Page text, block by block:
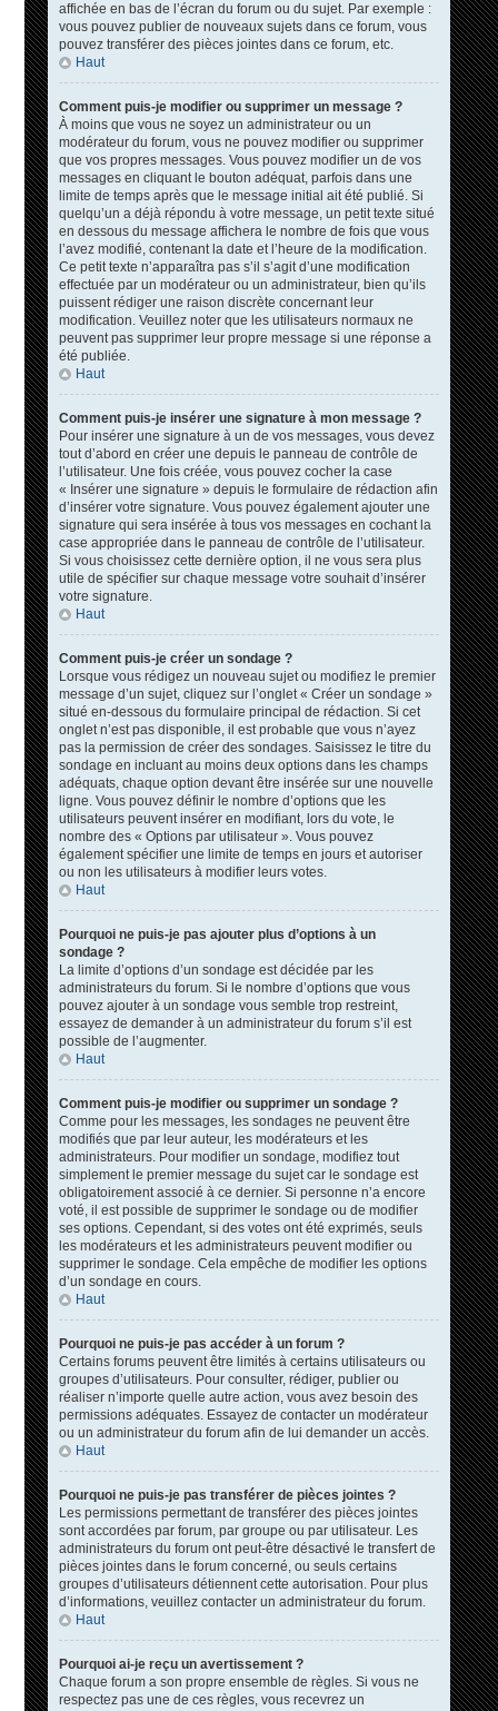
affichée en bas de l’écran du forum ou du sujet. Par exemple :
vous pouvez publier de nouveaux sujets dans ce forum, vous
pouvez transférer des pièces jointes dans ce forum, etc.
Haut
Comment puis-je modifier ou supprimer un message ?
À moins que vous ne soyez un administrateur ou un
modérateur du forum, vous ne pouvez modifier ou supprimer
que vos propres messages. Vous pouvez modifier un de vos
messages en cliquant le bouton adéquat, parfois dans une
limite de temps après que le message initial ait été publié. Si
quelqu’un a déjà répondu à votre message, un petit texte situé
en dessous du message affichera le nombre de fois que vous
l’avez modifié, contenant la date et l’heure de la modification.
Ce petit texte n’apparaîtra pas s’il s’agit d’une modification
effectuée par un modérateur ou un administrateur, bien qu’ils
puissent rédiger une raison discrète concernant leur
modification. Veuillez noter que les utilisateurs normaux ne
peuvent pas supprimer leur propre message si une réponse a
été publiée.
Haut
Comment puis-je insérer une signature à mon message ?
Pour insérer une signature à un de vos messages, vous devez
tout d’abord en créer une depuis le panneau de contrôle de
l’utilisateur. Une fois créée, vous pouvez cocher la case
« Insérer une signature » depuis le formulaire de rédaction afin
d’insérer votre signature. Vous pouvez également ajouter une
signature qui sera insérée à tous vos messages en cochant la
case appropriée dans le panneau de contrôle de l’utilisateur.
Si vous choisissez cette dernière option, il ne vous sera plus
utile de spécifier sur chaque message votre souhait d’insérer
votre signature.
Haut
Comment puis-je créer un sondage ?
Lorsque vous rédigez un nouveau sujet ou modifiez le premier
message d’un sujet, cliquez sur l’onglet « Créer un sondage »
situé en-dessous du formulaire principal de rédaction. Si cet
onglet n’est pas disponible, il est probable que vous n’ayez
pas la permission de créer des sondages. Saisissez le titre du
sondage en incluant au moins deux options dans les champs
adéquats, chaque option devant être insérée sur une nouvelle
ligne. Vous pouvez définir le nombre d’options que les
utilisateurs peuvent insérer en modifiant, lors du vote, le
nombre des « Options par utilisateur ». Vous pouvez
également spécifier une limite de temps en jours et autoriser
ou non les utilisateurs à modifier leurs votes.
Haut
Pourquoi ne puis-je pas ajouter plus d’options à un
sondage ?
La limite d’options d’un sondage est décidée par les
administrateurs du forum. Si le nombre d’options que vous
pouvez ajouter à un sondage vous semble trop restreint,
essayez de demander à un administrateur du forum s’il est
possible de l’augmenter.
Haut
Comment puis-je modifier ou supprimer un sondage ?
Comme pour les messages, les sondages ne peuvent être
modifiés que par leur auteur, les modérateurs et les
administrateurs. Pour modifier un sondage, modifiez tout
simplement le premier message du sujet car le sondage est
obligatoirement associé à ce dernier. Si personne n’a encore
voté, il est possible de supprimer le sondage ou de modifier
ses options. Cependant, si des votes ont été exprimés, seuls
les modérateurs et les administrateurs peuvent modifier ou
supprimer le sondage. Cela empêche de modifier les options
d’un sondage en cours.
Haut
Pourquoi ne puis-je pas accéder à un forum ?
Certains forums peuvent être limités à certains utilisateurs ou
groupes d’utilisateurs. Pour consulter, rédiger, publier ou
réaliser n’importe quelle autre action, vous avez besoin des
permissions adéquates. Essayez de contacter un modérateur
ou un administrateur du forum afin de lui demander un accès.
Haut
Pourquoi ne puis-je pas transférer de pièces jointes ?
Les permissions permettant de transférer des pièces jointes
sont accordées par forum, par groupe ou par utilisateur. Les
administrateurs du forum ont peut-être désactivé le transfert de
pièces jointes dans le forum concerné, ou seuls certains
groupes d’utilisateurs détiennent cette autorisation. Pour plus
d’informations, veuillez contacter un administrateur du forum.
Haut
Pourquoi ai-je reçu un avertissement ?
Chaque forum a son propre ensemble de règles. Si vous ne
respectez pas une de ces règles, vous recevrez un